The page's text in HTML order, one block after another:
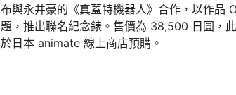
布與永井豪的《真蓋特機器人》合作，以作品
題，推出聯名紀念錶。售價為 38,500 日圓，
於日本 animate 線上商店預購。